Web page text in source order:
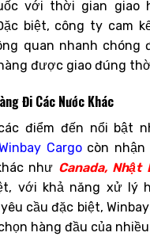
với thời gian giao
biệt, công ty cam
quan nhanh chóng
được giao đúng
Đi Các Nước Khác
điểm đến nổi bật
Cargocòn nhận
như Canada, Nhật
với khả năng xử lý
cầu đặc biệt,
hàng đầu của